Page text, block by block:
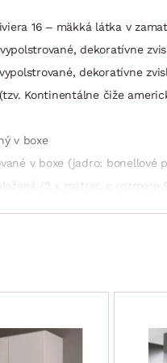
16 – mäkká látka v
dekoratívne
dekoratívne
Kontinentálne čiže
v boxe
v boxe (jadro:
(2 x matrac o
matracovina/bočné
žiadaná vyššia poloha
časti ľavá/pravá úložná časť,